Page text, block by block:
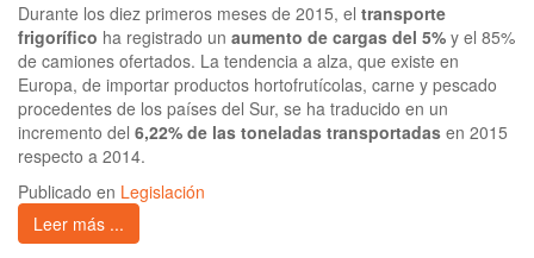
Durante los diez primeros meses de 2015, el transporte
frigorífico ha registrado un aumento de cargas del 5% y el 85%
de camiones ofertados. La tendencia a alza, que existe en
Europa, de importar productos hortofrutícolas, carne y pescado
procedentes de los países del Sur, se ha traducido en un
incremento del 6,22% de las toneladas transportadas en 2015
respecto a 2014.
Publicado en Legislación
Leer más ...